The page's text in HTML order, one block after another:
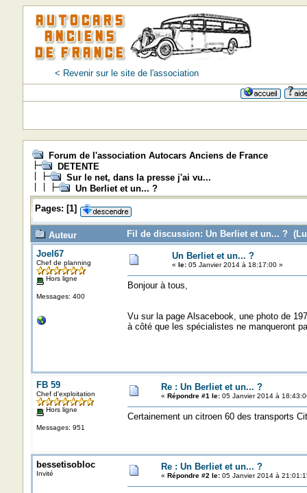
< Revenir sur le site de l'association
Forum de l'association Autocars Anciens de France
DETENTE
Sur le net, dans la presse j'ai vu...
Un Berliet et un... ?
Pages: [1]
Auteur
Fil de discussion: Un Berliet et un... ? (Lu
Joel67
Chef de planning
Hors ligne
Messages: 400
Un Berliet et un... ?
« le:05 Janvier 2014 à 18:17:00 »
Bonjour à tous,
Vu sur la page Alsacebook, une photo de
à côté que les spécialistes ne manqueront
FB 59
Chef d'exploitation
Hors ligne
Messages: 951
Re : Un Berliet et un... ?
« Répondre #1 le:05 Janvier 2014 à
Certainement un citroen 60 des transports
bessetisobloc
Invité
Re : Un Berliet et un... ?
« Répondre #2 le:05 Janvier 2014 à